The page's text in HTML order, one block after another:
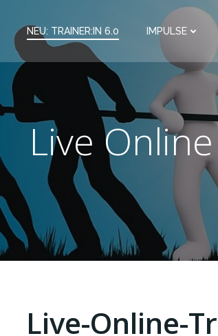
NEU: TRAINER:IN 6.0 IMPULSE
Live
Live-Online-